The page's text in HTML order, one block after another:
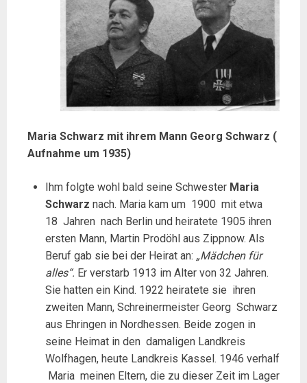
Maria Schwarz mit ihrem Mann Georg Schwarz (
Aufnahme um 1935)
Ihm folgte wohl bald seine Schwester Maria
Schwarz nach. Maria kam um 1900 mit etwa
18 Jahren nach Berlin und heiratete 1905 ihren
ersten Mann, Martin Prodöhl aus Zippnow. Als
Beruf gab sie bei der Heirat an: „Mädchen für
alles“. Er verstarb 1913 im Alter von 32 Jahren.
Sie hatten ein Kind. 1922 heiratete sie ihren
zweiten Mann, Schreinermeister Georg Schwarz
aus Ehringen in Nordhessen. Beide zogen in
seine Heimat in den damaligen Landkreis
Wolfhagen, heute Landkreis Kassel. 1946 verhalf
Maria meinen Eltern, die zu dieser Zeit im Lager